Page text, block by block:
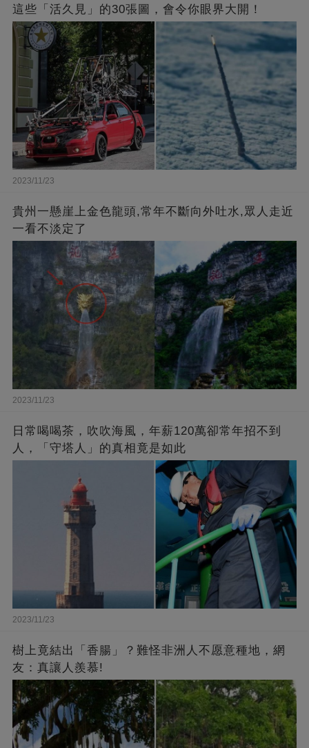
這些「活久見」的30張圖，會令你眼界大開！
2023/11/23
貴州一懸崖上金色龍頭,常年不斷向外吐水,眾人走近
一看不淡定了
2023/11/23
日常喝喝茶，吹吹海風，年薪120萬卻常年招不到
人，「守塔人」的真相竟是如此
2023/11/23
樹上竟結出「香腸」？難怪非洲人不愿意種地，網
友：真讓人羨慕!